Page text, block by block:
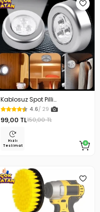
Kablosuz Spot Pilli
Dokunmatik Led Lamba
4.6/ 29
99,00 TL150,00 TL
Hızlı
Teslimat